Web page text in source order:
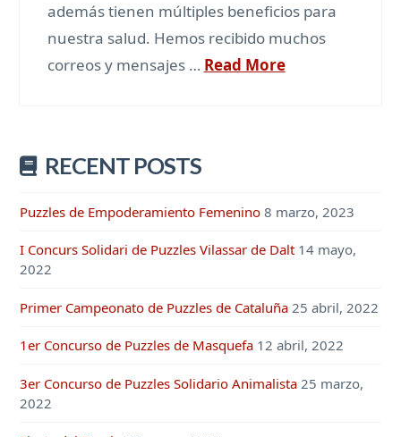
además tienen múltiples beneficios para
nuestra salud. Hemos recibido muchos
correos y mensajes … Read More
RECENT POSTS
Puzzles de Empoderamiento Femenino 8 marzo, 2023
I Concurs Solidari de Puzzles Vilassar de Dalt 14 mayo,
2022
Primer Campeonato de Puzzles de Cataluña 25 abril, 2022
1er Concurso de Puzzles de Masquefa 12 abril, 2022
3er Concurso de Puzzles Solidario Animalista 25 marzo,
2022